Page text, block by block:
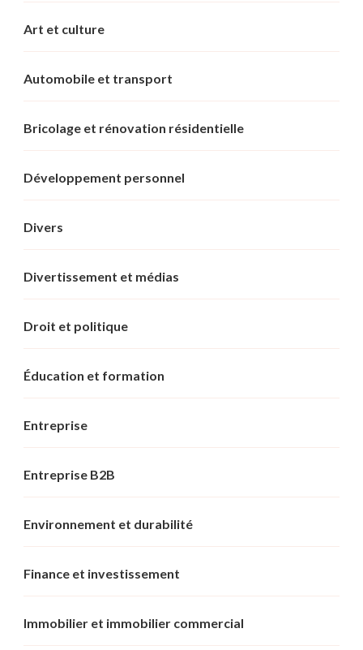
Art et culture
Automobile et transport
Bricolage et rénovation résidentielle
Développement personnel
Divers
Divertissement et médias
Droit et politique
Éducation et formation
Entreprise
Entreprise B2B
Environnement et durabilité
Finance et investissement
Immobilier et immobilier commercial